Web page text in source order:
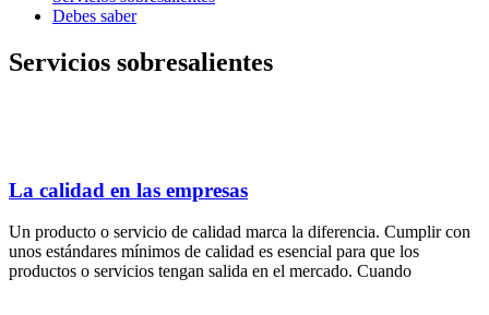
Debes saber
Servicios sobresalientes
La calidad en las empresas
Un producto o servicio de calidad marca la diferencia. Cumplir con
unos estándares mínimos de calidad es esencial para que los
productos o servicios tengan salida en el mercado. Cuando